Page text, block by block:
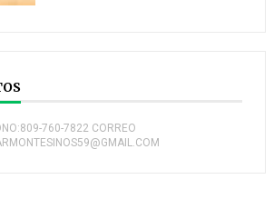
760-7822 CORREO